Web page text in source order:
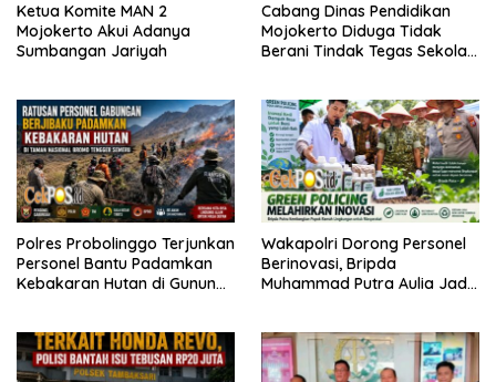
Ketua Komite MAN 2
Mojokerto Akui Adanya
Sumbangan Jariyah
Cabang Dinas Pendidikan
Mojokerto Diduga Tidak
Berani Tindak Tegas Sekolah
Polres Probolinggo Terjunkan
Personel Bantu Padamkan
Kebakaran Hutan di Gunung
Wakapolri Dorong Personel
Berinovasi, Bripda
Muhammad Putra Aulia Jadi